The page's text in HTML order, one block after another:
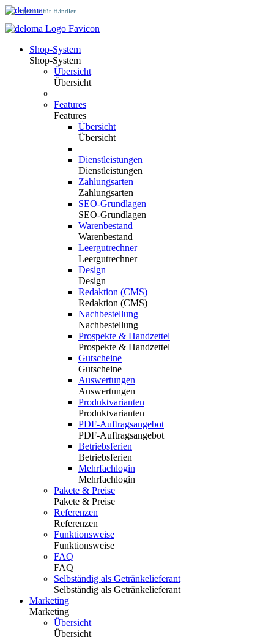
Agentur für Händler
Shop-System
Shop-System
Übersicht
Übersicht
Features
Features
Übersicht
Übersicht
Dienstleistungen
Dienstleistungen
Zahlungsarten
Zahlungsarten
SEO-Grundlagen
SEO-Grundlagen
Warenbestand
Warenbestand
Leergutrechner
Leergutrechner
Design
Design
Redaktion (CMS)
Redaktion (CMS)
Nachbestellung
Nachbestellung
Prospekte & Handzettel
Prospekte & Handzettel
Gutscheine
Gutscheine
Auswertungen
Auswertungen
Produktvarianten
Produktvarianten
PDF-Auftragsangebot
PDF-Auftragsangebot
Betriebsferien
Betriebsferien
Mehrfachlogin
Mehrfachlogin
Pakete & Preise
Pakete & Preise
Referenzen
Referenzen
Funktionsweise
Funktionsweise
FAQ
FAQ
Selbständig als Getränkelieferant
Selbständig als Getränkelieferant
Marketing
Marketing
Übersicht
Übersicht